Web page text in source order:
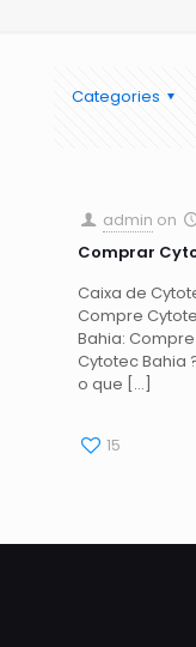
Categories
admin on
Comprar
Caixa de
Compre
Bahia:
Cytotec Bahia
o que […]
15